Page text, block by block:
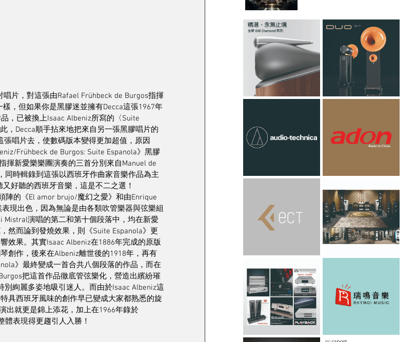
片，對這張由Rafael Frühbeck de Burgos指揮
，但如果你是黑膠迷並擁有Decca這張1967年
，已被換上Isaac Albeniz所寫的〈Suite
，Decca順手拈來地把來自另一張黑膠唱片的
張唱片去，使數碼版本變得更加超值，原因
Frühbeck de Burgos: Suite Espanola》黑膠
揮新愛樂樂團演奏的三首分別來自Manuel de
同時輯錄到這張以西班牙作曲家音樂作品為主
好聽的西班牙音樂，這是不二之選！
陣的《El amor brujo/魔幻之愛》和由Enrique
現出色，因為無論是由各類吹管樂器與弦樂組
Mistral演唱的第二和第十個段落中，均在新愛
然而論到發燒效果，則《Suite Espanola》更
效果。其實Isaac Albeniz在1886年完成的原版
創作，後來在Albeniz離世後的1918年，再有
》最終變成一首合共八個段落的作品，而在
把這首作品徹底管弦樂化，營造出繽紛璀
絢麗多姿地吸引迷人。而由於Isaac Albeniz這
具西班牙風味的創作早已變成大家都熟悉的旋
出就更是錦上添花，加上在1966年錄於
體表現得更趨引人入勝！